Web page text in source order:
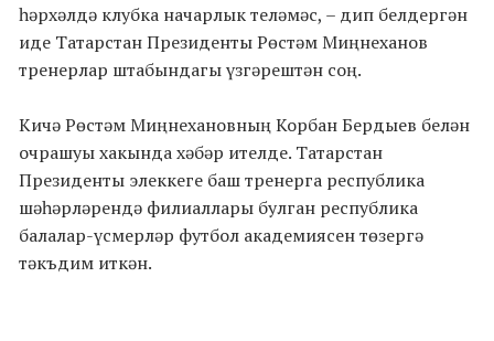
һәрхәлдә клубка начарлык теләмәс, – дип белдергән
иде Татарстан Президенты Рөстәм Миңнеханов
тренерлар штабындагы үзгәрештән соң.
Кичә Рөстәм Миңнехановның Корбан Бердыев белән
очрашуы хакында хәбәр ителде. Татарстан
Президенты элеккеге баш тренерга республика
шәһәрләрендә филиаллары булган республика
балалар-үсмерләр футбол академиясен төзергә
тәкъдим иткән.